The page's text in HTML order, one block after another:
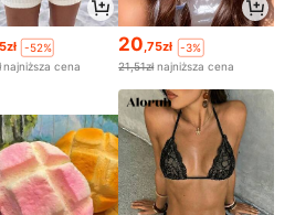
-52%
najniższa cena
20,75zł
-3%
21,51zł najniższa cena